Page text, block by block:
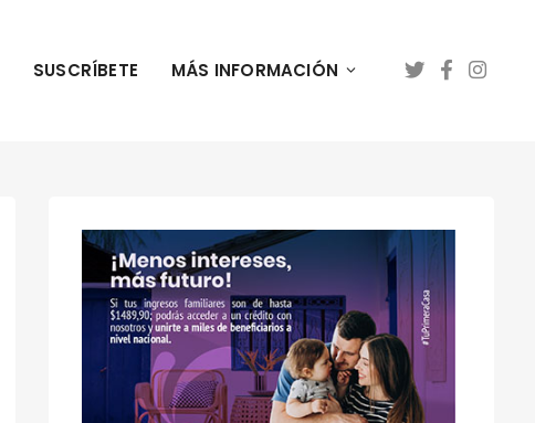
SUSCRÍBETE MÁS INFORMACIÓN